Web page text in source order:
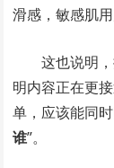
滑感，敏感肌
这也说明
明内容正在更
单，应该能同
谁”。